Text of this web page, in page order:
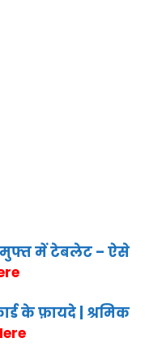
मुफ्त में टेबलेट – ऐसे
के फ़ायदे | श्रमिक